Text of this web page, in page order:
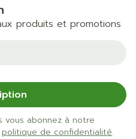
produits et promotions
vous abonnez à notre
politique de confidentialité.